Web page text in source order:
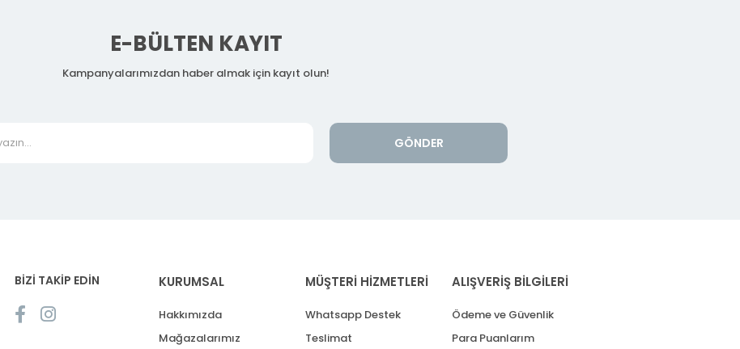
E-BÜLTEN KAYIT
Kampanyalarımızdan haber almak için kayıt olun!
GÖNDER
BİZİ TAKİP EDİN KURUMSAL
Hakkımızda
Mağazalarımız
MÜŞTERİ HİZMETLERİ
Whatsapp Destek
Teslimat
ALIŞVERİŞ BİLGİLERİ
Ödeme ve Güvenlik
Para Puanlarım